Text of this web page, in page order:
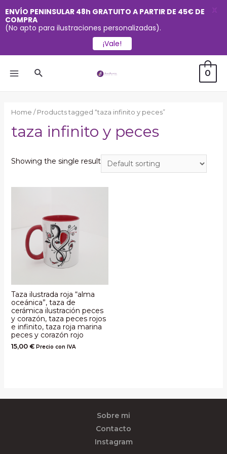
Buscar 0
Home / Products tagged “taza infinito y peces”
taza infinito y peces
Showing the single result
Taza ilustrada roja “alma
oceánica”, taza de
cerámica ilustración peces
y corazón, taza peces rojos
e infinito, taza roja marina
peces y corazón rojo
15,00 € Precio con IVA
Sobre mi
Contacto
Instagram
ENVÍO PENINSULAR 48h GRATUITO A PARTIR DE 45€ DE
COMPRA
(No apto para ilustraciones personalizadas).
¡Vale!
X